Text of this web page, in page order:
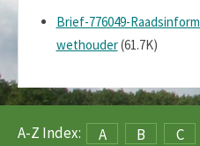
Brief-776049-
wethouder(61.7K)
A-Z Index: A B C